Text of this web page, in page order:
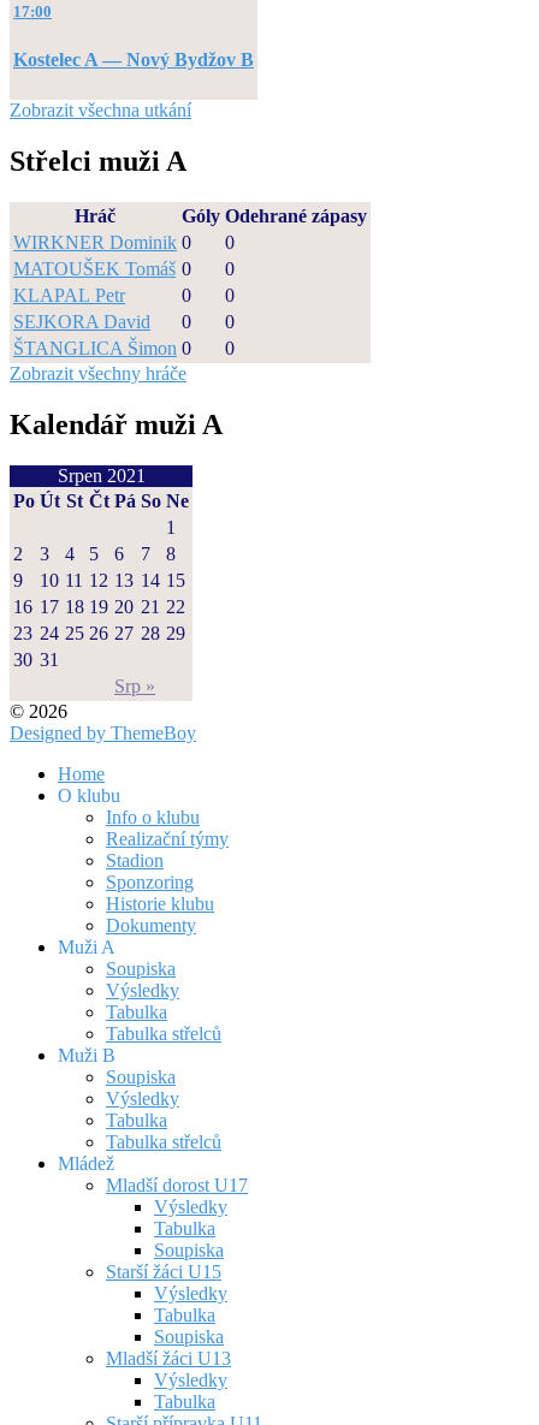
17:00
Kostelec A — Nový Bydžov B
Zobrazit všechna utkání
Střelci muži A
Hráč Góly Odehrané zápasy
WIRKNER Dominik 0
0
MATOUŠEK Tomáš 0
0
KLAPAL Petr
0
0
SEJKORA David
0
0
ŠTANGLICA Šimon 0
0
Zobrazit všechny hráče
Kalendář muži A
Srpen 2021
Po Út St Čt Pá So Ne
Srp »
1
2
3 4 5 6 7
8
9
10 11 12 13 14 15
16 17 18 19 20 21 22
23 24 25 26 27 28 29
30 31
© 2026
Designed by ThemeBoy
Home
O klubu
Info o klubu
Realizační týmy
Stadion
Sponzoring
Historie klubu
Dokumenty
Muži A
Soupiska
Výsledky
Tabulka
Tabulka střelců
Muži B
Soupiska
Výsledky
Tabulka
Tabulka střelců
Mládež
Mladší dorost U17
Výsledky
Tabulka
Soupiska
Starší žáci U15
Výsledky
Tabulka
Soupiska
Mladší žáci U13
Výsledky
Tabulka